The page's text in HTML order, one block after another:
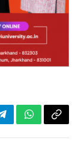
TelegramWhatsApp
Copy